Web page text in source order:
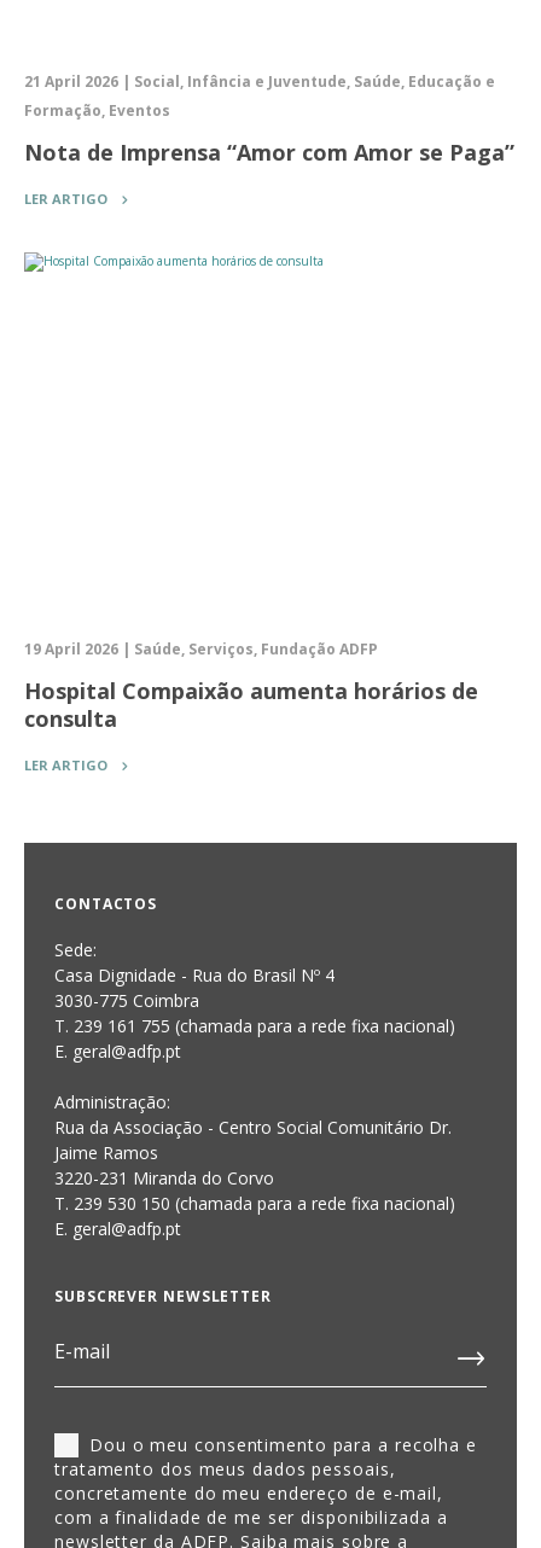
21 April 2026 | Social, Infância e Juventude, Saúde, Educação e
Formação, Eventos
Nota de Imprensa “Amor com Amor se Paga”
LER ARTIGO
19 April 2026 | Saúde, Serviços, Fundação ADFP
Hospital Compaixão aumenta horários de
consulta
LER ARTIGO
CONTACTOS
Sede:
Casa Dignidade - Rua do Brasil Nº 4
3030-775 Coimbra
T. 239 161 755 (chamada para a rede fixa nacional)
E. geral@adfp.pt
Administração:
Rua da Associação - Centro Social Comunitário Dr.
Jaime Ramos
3220-231 Miranda do Corvo
T. 239 530 150 (chamada para a rede fixa nacional)
E. geral@adfp.pt
SUBSCREVER NEWSLETTER
Dou o meu consentimento para a recolha e
tratamento dos meus dados pessoais,
concretamente do meu endereço de e-mail,
com a finalidade de me ser disponibilizada a
newsletter da ADFP. Saiba mais sobre a